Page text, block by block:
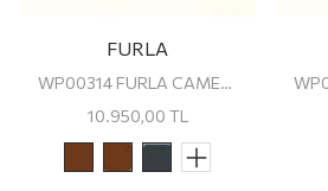
FURLA
WP00314 FURLA CAMELIA M COMPACT WALLET
10.950,00 TL